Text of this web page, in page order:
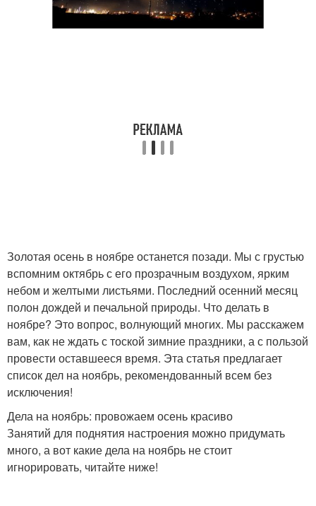
Золотая осень в ноябре останется позади. Мы с грустью
вспомним октябрь с его прозрачным воздухом, ярким
небом и желтыми листьями. Последний осенний месяц
полон дождей и печальной природы. Что делать в
ноябре? Это вопрос, волнующий многих. Мы расскажем
вам, как не ждать с тоской зимние праздники, а с пользой
провести оставшееся время. Эта статья предлагает
список дел на ноябрь, рекомендованный всем без
исключения!
Дела на ноябрь: провожаем осень красиво
Занятий для поднятия настроения можно придумать
много, а вот какие дела на ноябрь не стоит
игнорировать, читайте ниже!